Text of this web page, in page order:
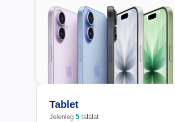
Tablet
Jelenleg 5 találat